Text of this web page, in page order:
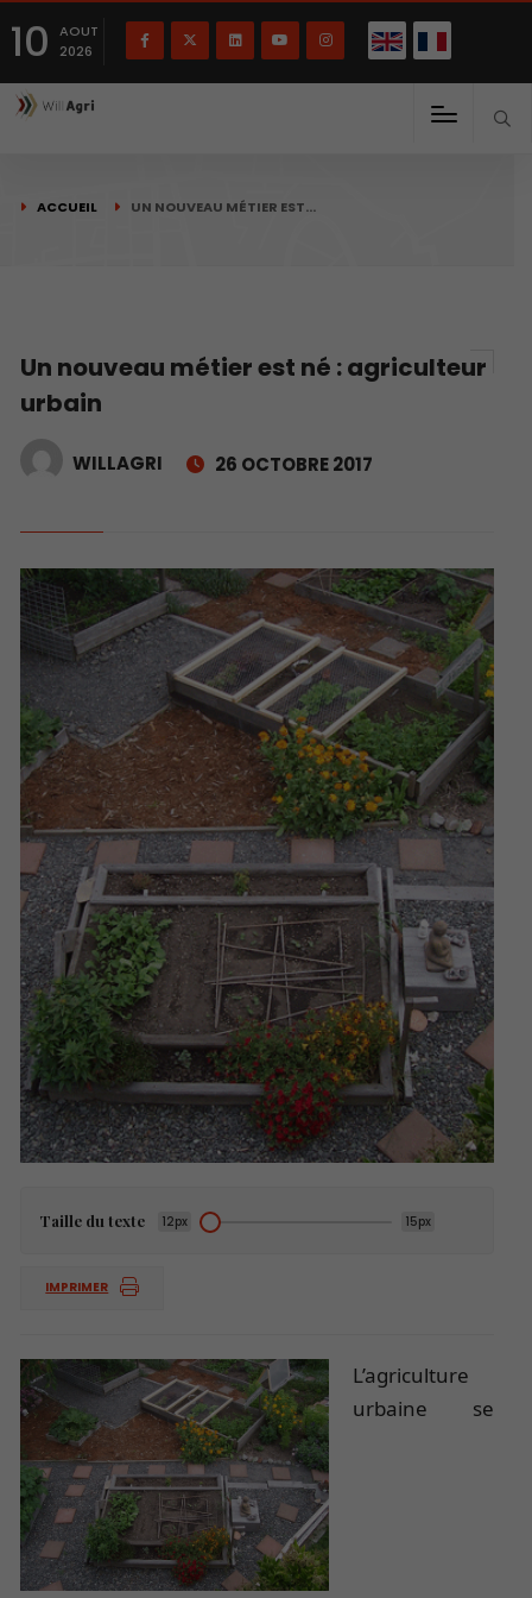
10
AOUT
2026
ACCUEIL UN NOUVEAU MÉTIER EST…
Un nouveau métier est né : agriculteur
urbain
WILLAGRI 26 OCTOBRE 2017
Taille du texte 12px 15px
IMPRIMER
L’agriculture
urbaine se
Français English(English)